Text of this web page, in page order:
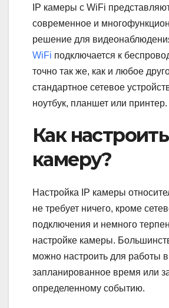
IP камеры с WiFi
современное и
решение для
WiFi подключается к
точно так же, как и любое
стандартное сетевое
ноутбук, планшет или принтер.
Как
камеру?
Настройка IP камеры
не требует ничего, кроме
подключения и немного
настройке камеры.
можно настроить для работы в
запланированное время или
определенному событию.